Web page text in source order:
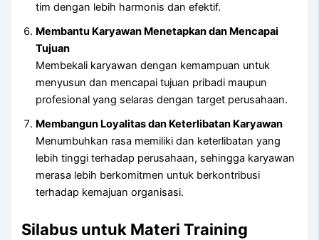
tim dengan lebih harmonis dan efektif.
Membantu Karyawan Menetapkan dan Mencapai
Tujuan
Membekali karyawan dengan kemampuan untuk
menyusun dan mencapai tujuan pribadi maupun
profesional yang selaras dengan target perusahaan.
Membangun Loyalitas dan Keterlibatan Karyawan
Menumbuhkan rasa memiliki dan keterlibatan yang
lebih tinggi terhadap perusahaan, sehingga karyawan
merasa lebih berkomitmen untuk berkontribusi
terhadap kemajuan organisasi.
Silabus untuk Materi Training